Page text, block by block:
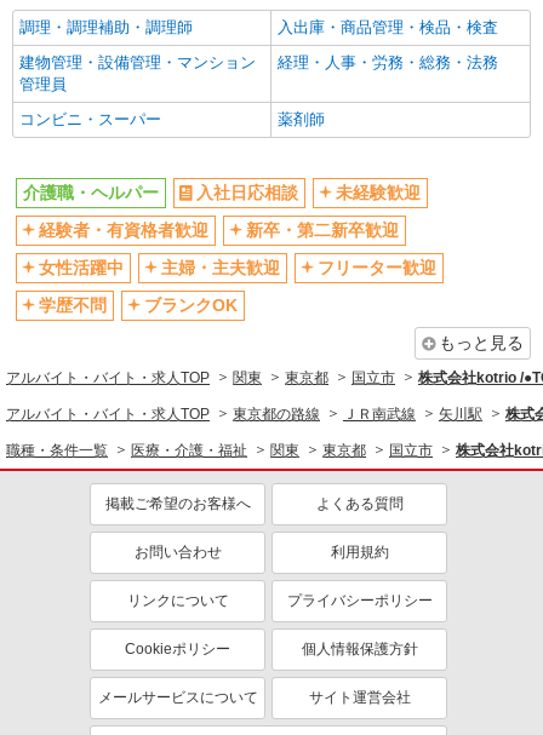
高収入・高額
ボーナス・賞与あり
昇給あり
完全週休2日制
フルタイム歓迎
駅直結・駅チカ
車通勤OK
残業少なめ（月20h未満）
交通費支給
社会保険あり
産休・育休取得実績あり
退職金・財形貯蓄制度あり
各種手当（家族・役職・インセン
ティブなど）あり
制服貸与
同じ職種から求人を探す
介護職・ヘルパー
同じ特徴から求人を探す
ミドル（40代～）活躍中
ボーナス・賞与あり
交通費支給
社会保険あり
産休・育休取得実績あり
調理・調理補助・調理師
入出庫・商品管理・検品・検査
建物管理・設備管理・マンション
管理員
経理・人事・労務・総務・法務
コンビニ・スーパー 薬剤師
介護職・ヘルパー 入社日応相談
未経験歓迎
経験者・有資格者歓迎
新卒・第二新卒歓迎
女性活躍中
主婦・主夫歓迎
フリーター歓迎
学歴不問
ブランクOK
もっと見る
アルバイト・バイト・求人TOP 関東 東京都 国立市 株式会社kotrio /
アルバイト・バイト・求人TOP 東京都の路線 ＪＲ南武線 矢川駅 株式
職種・条件一覧 医療・介護・福祉 関東 東京都 国立市 株式会社
掲載ご希望のお客様へ よくある質問
お問い合わせ 利用規約
リンクについて プライバシーポリシー
Cookieポリシー 個人情報保護方針
メールサービスについて サイト運営会社